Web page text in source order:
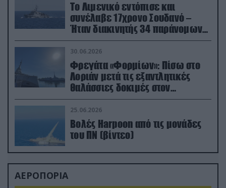
Το Λιμενικό εντόπισε και
συνέλαβε 17χρονο Σουδανό –
Ήταν διακινητής 34 παράνομων
μεταναστών
30.06.2026
Φρεγάτα «Φορμίων»: Πίσω στο
Λοριάν μετά τις εξαντλητικές
θαλάσσιες δοκιμές στον
απαιτητικό Βισκαϊκό
25.06.2026
Βολές Harpoon από τις μονάδες
του ΠΝ (βίντεο)
ΑΕΡΟΠΟΡΙΑ